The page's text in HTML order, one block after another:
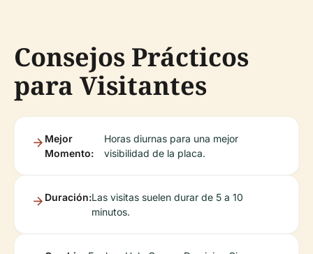
Consejos Prácticos
para Visitantes
Mejor
Momento:
Horas diurnas para una mejor
visibilidad de la placa.
Duración:Las visitas suelen durar de 5 a 10
minutos.